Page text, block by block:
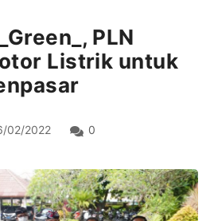
PLN
Listrik untuk
02/2022 0